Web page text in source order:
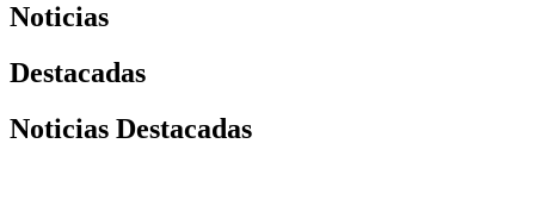
Noticias
Destacadas
Noticias Destacadas